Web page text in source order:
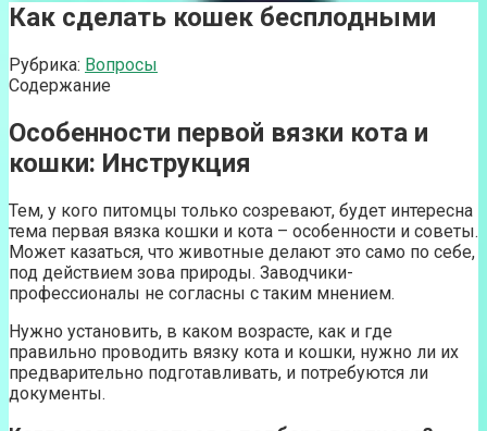
Как сделать кошек бесплодными
Рубрика: Вопросы
Содержание
Особенности первой вязки кота и
кошки: Инструкция
Тем, у кого питомцы только созревают, будет интересна
тема первая вязка кошки и кота – особенности и советы.
Может казаться, что животные делают это само по себе,
под действием зова природы. Заводчики-
профессионалы не согласны с таким мнением.
Нужно установить, в каком возрасте, как и где
правильно проводить вязку кота и кошки, нужно ли их
предварительно подготавливать, и потребуются ли
документы.